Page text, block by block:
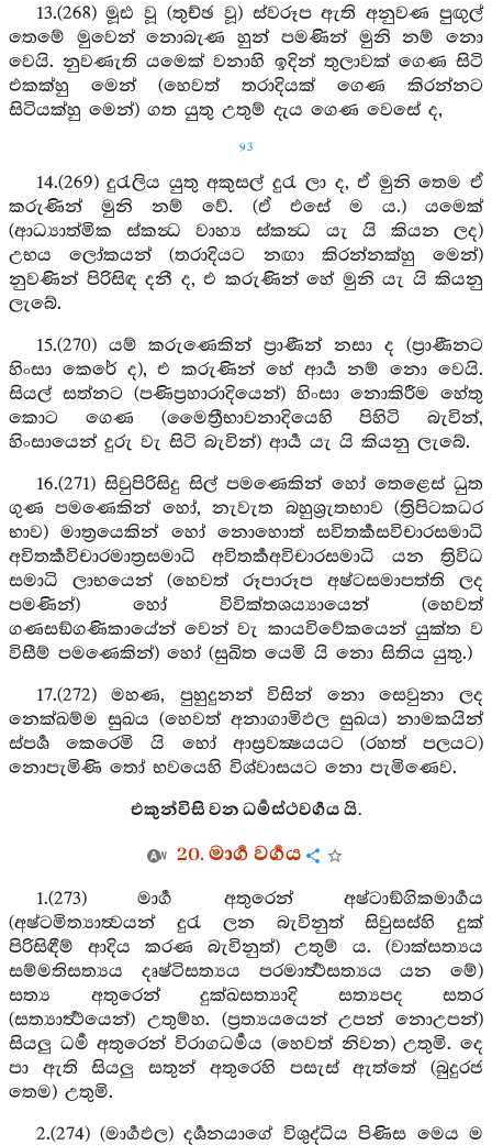
13.(268) මූඪ වූ (තුච්ඡ වූ) ස්වරූප ඇති අනුවණ පුඟුල්
තෙමේ මුවෙන් නොබැණ හුන් පමණින් මුනි නම් නො
වෙයි. නුවණැති යමෙක් වනාහි ඉදින් තුලාවක් ගෙණ සිටි
එකක්හු මෙන් (හෙවත් තරාදියක් ගෙණ කිරන්නට
සිටියක්හු මෙන්) ගත යුතු උතුම් දැය ගෙණ වෙසේ ද,
93
14.(269) දුරැලිය යුතු අකුසල් දුරැ ලා ද, ඒ මුනි තෙම ඒ
කරුණින් මුනි නම් වේ. (ඒ එසේ ම ය.) යමෙක්
(ආධ්‍යාත්මික ස්කන්‍ධ වාහ්‍ය ස්කන්‍ධ යැ යි කියන ලද)
උභය ලෝකයන් (තරාදියට නඟා කිරන්නක්හු මෙන්)
නුවණින් පිරිසිඳ දනී ද, එ කරුණින් හේ මුනි යැ යි කියනු
ලැබේ.
15.(270) යම් කරුණෙකින් ප්‍රාණීන් නසා ද (ප්‍රාණීනට
හිංසා කෙරේ ද), එ කරුණින් හේ ආර්‍ය නම් නො වෙයි.
සියල් සත්නට (පණිප්‍රහාරාදියෙන්) හිංසා නොකිරීම හේතු
කොට ගෙණ (මෛත්‍රීභාවනාදියෙහි පිහිටි බැවින්,
හිංසායෙන් දුරු වැ සිටි බැවින්) ආර්‍ය යැ යි කියනු ලැබේ.
16.(271) සිවුපිරිසිදු සිල් පමණෙකින් හෝ තෙළෙස් ධුත
ගුණ පමණෙකින් හෝ, නැවැත බහුශ්‍රැතභාව (ත්‍රිපිටකධර
භාව) මාත්‍රයෙකින් හෝ නොහොත් සවිතර්‍කසවිචාරසමාධි
අවිතර්‍කවිචාරමාත්‍රසමාධි අවිතර්‍කඅවිචාරසමාධි යන ත්‍රිවිධ
සමාධි ලාභයෙන් (හෙවත් රූපාරූප අෂ්ටසමාපත්ති ලද
පමණින්) හෝ විවික්තශය්‍යායෙන් (හෙවත්
ගණසඞ්ගණිකායේන් වෙන් වැ කායවිවේකයෙන් යුක්ත ව
විසීම් පමණෙකින්) හෝ (සුඛිත යෙමි යි නො සිතිය යුතු.)
17.(272) මහණ, පුහුදුනන් විසින් නො සෙවුනා ලද
නෙක්ඛම්ම සුඛය (හෙවත් අනාගාමිඵල සුඛය) නාමකයින්
ස්පර්‍ශ කෙරෙමි යි හෝ ආස්‍රවක්‍ෂයයට (රහත් පලයට)
නොපැමිණි තෝ භවයෙහි විශ්වාසයට නො පැමිණෙව.
එකුන්විසි වන ධර්‍මස්ථවර්‍ගය යි.
20. මාර්‍ග වර්‍ගය
1.(273) මාර්‍ග අතුරෙන් අෂ්ටාඞ්ගිකමාර්‍ගය
(අෂ්ටමිත්‍යාත්‍වයන් දුරැ ලන බැවිනුත් සිවුසස්හි දුක්
පිරිසිඳීම් ආදිය කරණ බැවිනුත්) උතුම් ය. (වාක්සත්‍යය
සම්මතිසත්‍යය දෘෂ්ටිසත්‍යය පරමාර්‍ත්‍ථසත්‍යය යන මේ)
සත්‍ය අතුරෙන් දුක්ඛසත්‍යාදි සත්‍යපද සතර
(සත්‍යාර්‍ත්‍ථයෙන්) උතුම්හ. (ප්‍රත්‍යයයෙන් උපන් නොඋපන්)
සියලු ධර්‍ම අතුරෙන් විරාගධර්‍මය (හෙවත් නිවන) උතුමි. දෙ
පා ඇති සියලු සතුන් අතුරෙහි පසැස් ඇත්තේ (බුදුරජ
තෙම) උතුමි.
2.(274) (මාර්‍ගඵල) දර්‍ශනයාගේ විශුද්ධිය පිණිස මෙය ම